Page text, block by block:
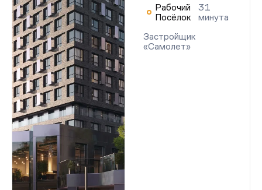
Рабочий
Посёлок
31
минута
Застройщик
«Самолет»